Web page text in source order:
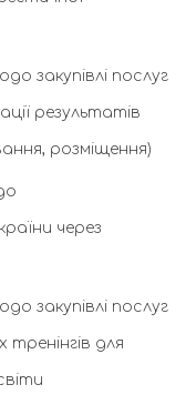
закупівлі послуг
результатів
розміщення)
через
закупівлі послуг
тренінгів для